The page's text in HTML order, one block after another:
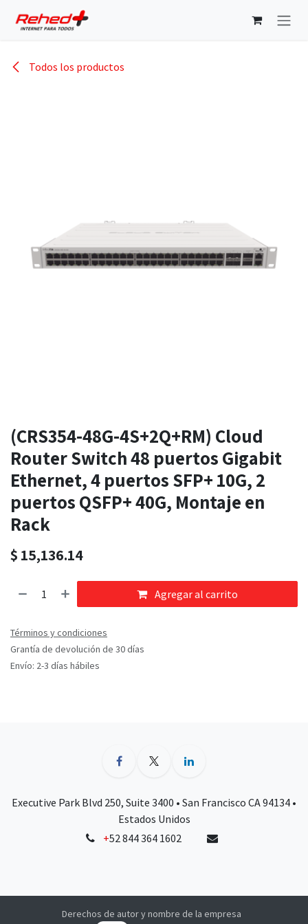
Todos los productos
(CRS354-48G-4S+2Q+RM) Cloud
Router Switch 48 puertos Gigabit
Ethernet, 4 puertos SFP+ 10G, 2
puertos QSFP+ 40G, Montaje en
Rack
$ 15,136.14
Agregar al carrito
Términos y condiciones
Grantía de devolución de 30 días
Envío: 2-3 días hábiles
Executive Park Blvd 250, Suite 3400 • San Francisco CA 94134 •
Estados Unidos
+52 844 364 1602
Derechos de autor y nombre de la empresa